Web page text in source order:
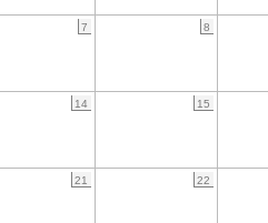
7 8
14 15
21 22